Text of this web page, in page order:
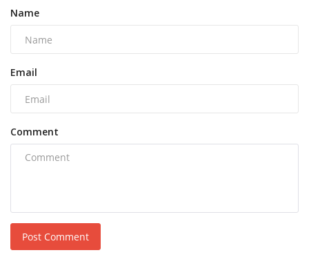
Name
Email
Comment
Post Comment